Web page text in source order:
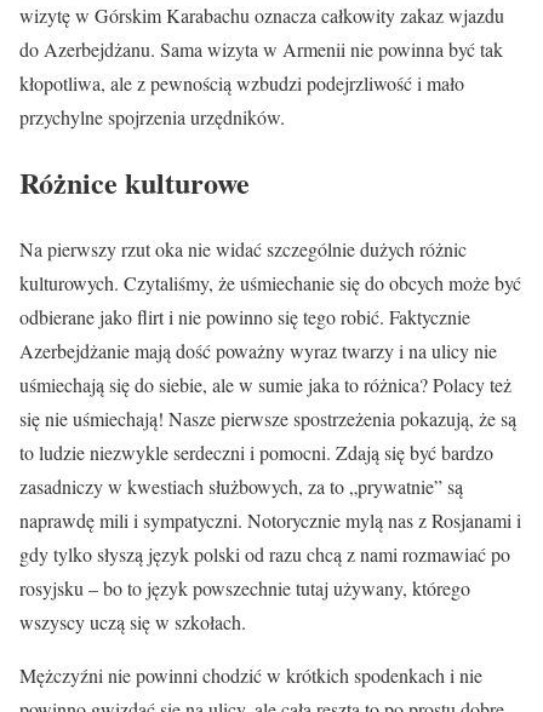
wizytę w Górskim Karabachu oznacza całkowity zakaz wjazdu
do Azerbejdżanu. Sama wizyta w Armenii nie powinna być tak
kłopotliwa, ale z pewnością wzbudzi podejrzliwość i mało
przychylne spojrzenia urzędników.
Różnice kulturowe
Na pierwszy rzut oka nie widać szczególnie dużych różnic
kulturowych. Czytaliśmy, że uśmiechanie się do obcych może być
odbierane jako flirt i nie powinno się tego robić. Faktycznie
Azerbejdżanie mają dość poważny wyraz twarzy i na ulicy nie
uśmiechają się do siebie, ale w sumie jaka to różnica? Polacy też
się nie uśmiechają! Nasze pierwsze spostrzeżenia pokazują, że są
to ludzie niezwykle serdeczni i pomocni. Zdają się być bardzo
zasadniczy w kwestiach służbowych, za to „prywatnie” są
naprawdę mili i sympatyczni. Notorycznie mylą nas z Rosjanami i
gdy tylko słyszą język polski od razu chcą z nami rozmawiać po
rosyjsku – bo to język powszechnie tutaj używany, którego
wszyscy uczą się w szkołach.
Mężczyźni nie powinni chodzić w krótkich spodenkach i nie